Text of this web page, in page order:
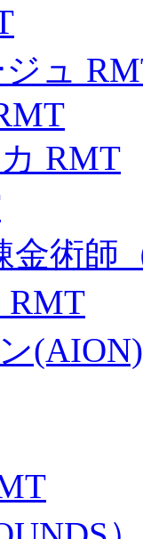
ュ
RMT
金術師
RMT